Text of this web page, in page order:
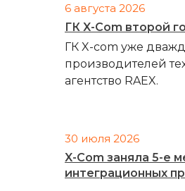
6 августа 2026
ГК X-Com второй
ГК X-com уже
производителей
агентство RAEX.
30 июля 2026
X-Com заняла 5-е
интеграционных